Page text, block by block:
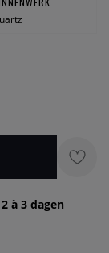
à 3 dagen